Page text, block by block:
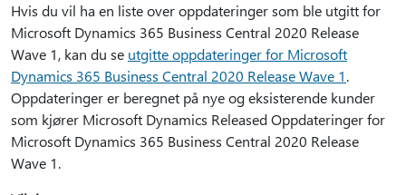
Hvis du vil ha en liste over oppdateringer som ble utgitt for
Microsoft Dynamics 365 Business Central 2020 Release
Wave 1, kan du se utgitte oppdateringer for Microsoft
Dynamics 365 Business Central 2020 Release Wave 1.
Oppdateringer er beregnet på nye og eksisterende kunder
som kjører Microsoft Dynamics Released Oppdateringer for
Microsoft Dynamics 365 Business Central 2020 Release
Wave 1.